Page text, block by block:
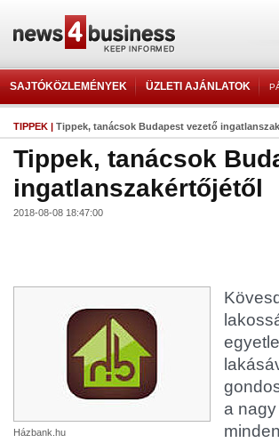
SAJTÓKÖZLEMÉNYEK ÜZLETI AJÁNLATOK
TIPPEK | Tippek, tanácsok Budapest vezető
Tippek, tanácsok
ingatlanszakértőjétől
2018-08-08 18:47:00
Házbank.hu
a